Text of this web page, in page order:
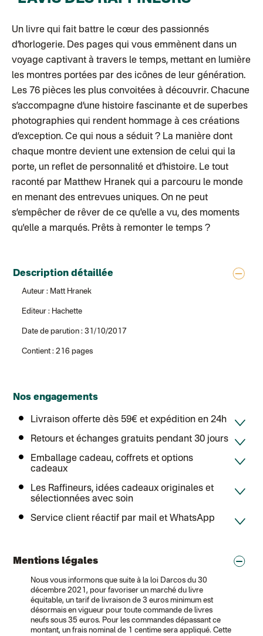
Colissimo suivi (expédition partenaire)
Colissimo suivi (envoi partenaire)
Test dropshipping
Colissimo suivi (expédition Soundivine)
Colissimo suivi (expédition Juste un arbre)
Colissimo suivi (expédition Cheer Moda)
Lettre suivie (expédition Merci Maman)
Colissimo suivi (expédition June & Jane)
Colissimo suivi (expédition Les Fils)
Lettre suivie (expédition Les Fils)
Lettre suivie (expédition La Poupette à Paillettes)
Colissimo suivi (expédition Toi-même)
Lettre suivie (expédition par Noémie, la créatrice)
Colissimo suivi (expédition Zebrabook)
Colissimo suivi (expédition Minoe)
Lettre suivie (expédition April Eleven)
Colissimo suivi (expédition Petit Coq)
Lettre suivie (expédition Les mots doux)
Colissimo suivi (expédition Papier Curieux)
Lettre Suivie (expédition Atelier Wagram)
DPD colis suivi (expédition La Boîte Concept)
Colis suivi (expédition Loia)
Colissimo personnalisé
Colissimo suivi (expédition Connoisseur)
Colissimo suivi (expédition April Eleven)
Lettre prioritaire
Colissimo suivi (expédition partenaire)
Colissimo suivi (expédition Soundivine)
Colis suivi (DPD)
Colissimo suivi (expédition Toi-même)
Lettre suivie (expédition par Noémie, la créatrice)
Colissimo suivi (expédition Minoe)
Lettre suivie (expédition April Eleven)
Colissimo suivi (expédition Papier Curieux)
Colis suivi (expédition Loia)
Colissimo personnalisé
Colissimo suivi (expédition Connoisseur)
Colis suivi GLS (expédition Tikino)
Colissimo suivi (expédition April Eleven)
Luxembourg
Lettre prioritaire
: Livraison sous 7 jours
Un livre qui fait battre le cœur des passionnés
d’horlogerie. Des pages qui vous emmènent dans un
voyage captivant à travers le temps, mettant en lumière
les montres portées par des icônes de leur génération.
Les 76 pièces les plus convoitées à découvrir. Chacune
s’accompagne d’une histoire fascinante et de superbes
photographies qui rendent hommage à ces créations
d’exception. Ce qui nous a séduit ? La manière dont
chaque montre devient une extension de celui qui la
porte, un reflet de personnalité et d’histoire. Le tout
raconté par Matthew Hranek qui a parcouru le monde
en menant des entrevues uniques. On ne peut
s’empêcher de rêver de ce qu'elle a vu, des moments
qu'elle a marqués. Prêts à remonter le temps ?
Description détaillée
Auteur : Matt Hranek
Editeur : Hachette
Date de parution : 31/10/2017
Contient : 216 pages
Nos engagements
Livraison offerte dès 59€ et expédition en 24h
Retours et échanges gratuits pendant 30 jours
Emballage cadeau, coffrets et options
cadeaux
Les Raffineurs, idées cadeaux originales et
sélectionnées avec soin
Service client réactif par mail et WhatsApp
Mentions légales
Nous vous informons que suite à la loi Darcos du 30
décembre 2021, pour favoriser un marché du livre
équitable, un tarif de livraison de 3 euros minimum est
désormais en vigueur pour toute commande de livres
neufs sous 35 euros. Pour les commandes dépassant ce
montant, un frais nominal de 1 centime sera appliqué. Cette